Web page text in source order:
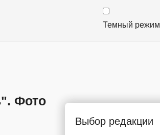
Темный режим
Фото
Выбор редакции